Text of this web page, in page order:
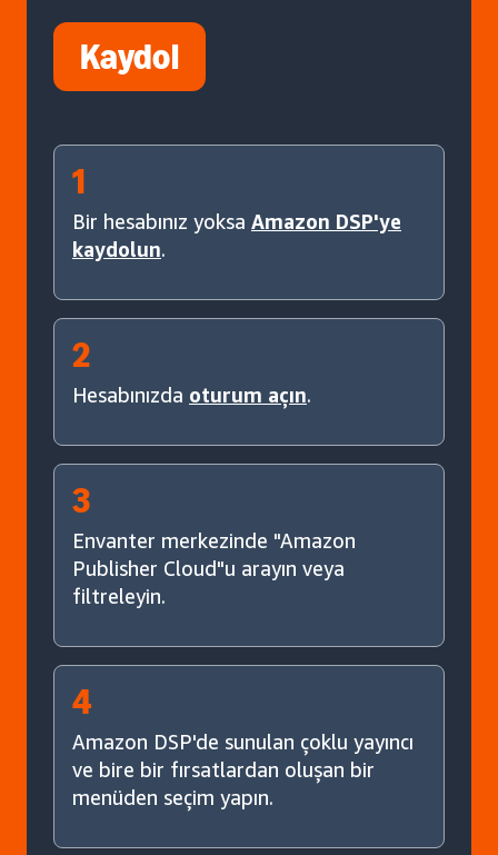
Kaydol
1
Bir hesabınız yoksa Amazon DSP'ye
kaydolun.
2
Hesabınızda oturum açın.
3
Envanter merkezinde "Amazon
Publisher Cloud"u arayın veya
filtreleyin.
4
Amazon DSP'de sunulan çoklu yayıncı
ve bire bir fırsatlardan oluşan bir
menüden seçim yapın.